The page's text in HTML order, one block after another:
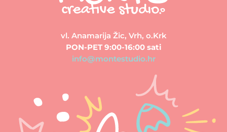
vl. Anamarija Žic, Vrh, o.Krk
PON-PET 9:00-16:00 sati
info@montestudio.hr